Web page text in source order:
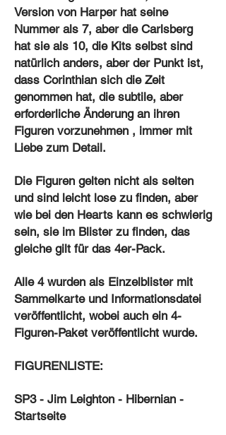
Version von Harper hat seine
Nummer als 7, aber die Carlsberg
hat sie als 10, die Kits selbst sind
natürlich anders, aber der Punkt ist,
dass Corinthian sich die Zeit
genommen hat, die subtile, aber
erforderliche Änderung an ihren
Figuren vorzunehmen , immer mit
Liebe zum Detail.
Die Figuren gelten nicht als selten
und sind leicht lose zu finden, aber
wie bei den Hearts kann es schwierig
sein, sie im Blister zu finden, das
gleiche gilt für das 4er-Pack.
Alle 4 wurden als Einzelblister mit
Sammelkarte und Informationsdatei
veröffentlicht, wobei auch ein 4-
Figuren-Paket veröffentlicht wurde.
FIGURENLISTE:
SP3 - Jim Leighton - Hibernian -
Startseite